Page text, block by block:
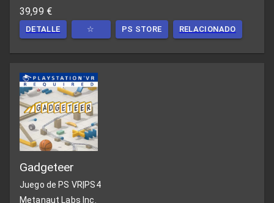
39,99 €
DETALLE ☆ PS STORE RELACIONADO
Gadgeteer
Juego de PS VR PS4
Metanaut Labs Inc.